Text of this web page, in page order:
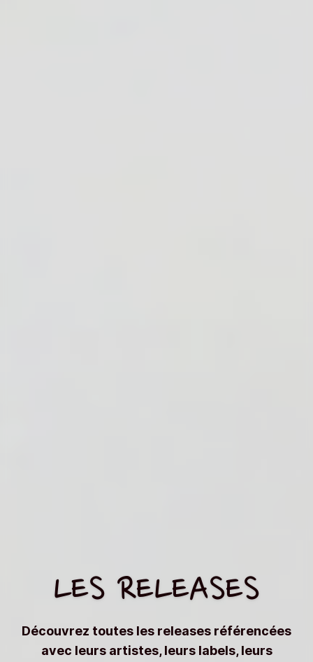
LES RELEASES
Découvrez toutes les releases référencées
avec leurs artistes, leurs labels, leurs